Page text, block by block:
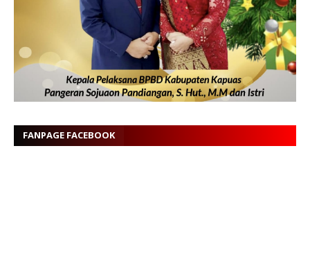
FANPAGE FACEBOOK